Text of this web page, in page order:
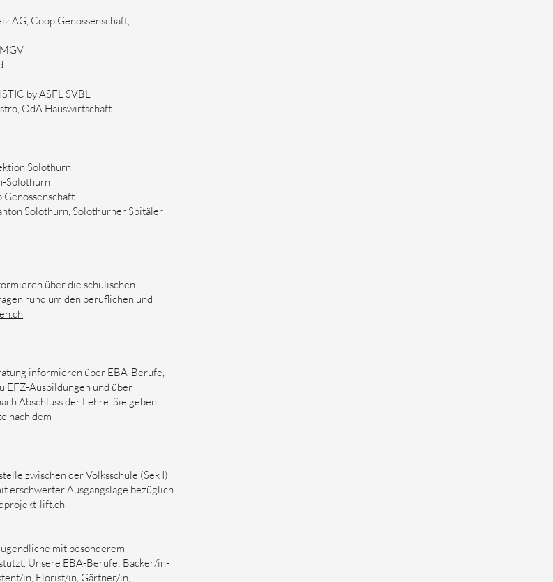
AG, Coop Genossenschaft,
by ASFL SVBL
OdA Hauswirtschaft
Solothurn
Solothurn
Solothurn, Solothurner Spitäler
über die schulischen
rund um den beruflichen und
informieren über EBA-Berufe,
EFZ-Ausbildungen und über
Abschluss der Lehre. Sie geben
nach dem
zwischen der Volksschule (Sek I)
erschwerter Ausgangslage bezüglich
lift.ch
mit besonderem
Unsere EBA-Berufe: Bäcker/in-
in, Florist/in, Gärtner/in,